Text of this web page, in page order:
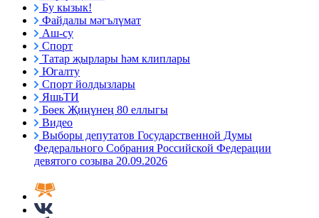
Бу кызык!
Файдалы мәгълүмат
Аш-су
Спорт
Татар җырлары һәм клиплары
Югалту
Спорт йолдызлары
ЯшьТИ
Бөек Җиңүнең 80 еллыгы
Видео
Выборы депутатов Государственной Думы
Федерального Собрания Российской Федерации
девятого созыва 20.09.2026